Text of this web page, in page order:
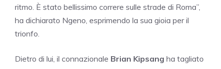
ritmo. È stato bellissimo correre sulle strade di Roma”,
ha dichiarato Ngeno, esprimendo la sua gioia per il
trionfo.
Dietro di lui, il connazionale Brian Kipsang ha tagliato